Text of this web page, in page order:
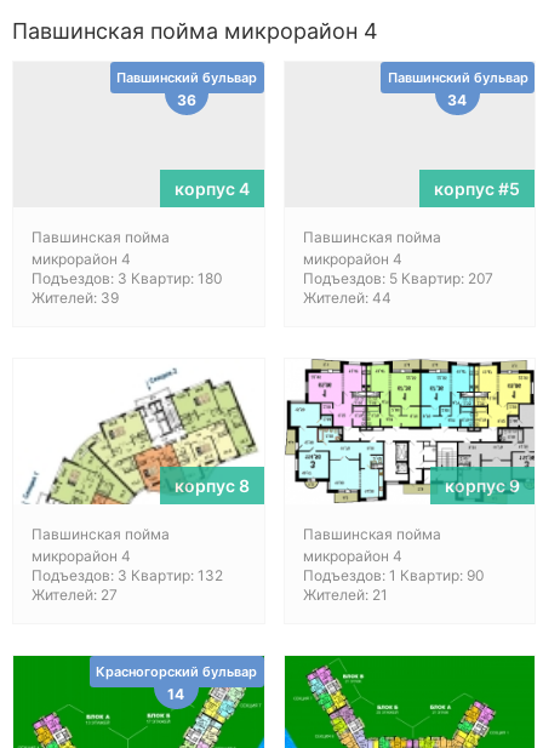
Павшинская пойма микрорайон 4
Павшинский бульвар
36
корпус 4
Павшинская пойма
микрорайон 4
Подъездов: 3 Квартир: 180
Жителей: 39
Павшинский бульвар
34
корпус #5
Павшинская пойма
микрорайон 4
Подъездов: 5 Квартир: 207
Жителей: 44
корпус 8
Павшинская пойма
микрорайон 4
Подъездов: 3 Квартир: 132
Жителей: 27
корпус 9
Павшинская пойма
микрорайон 4
Подъездов: 1 Квартир: 90
Жителей: 21
Красногорский бульвар
14